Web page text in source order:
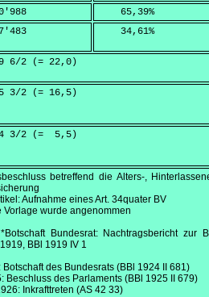
    65,39
%
    34,61
%
6/2 (=
22,0 )
3/2 (=
16,5 )
3/2 (=
  5,5
)
betreffend die Alters-,
Aufnahme eines Art. 34quater BV
Vorlage wurde angenommen
Bundesrat: Nachtragsbericht zur
, BBl 1919 IV 1
: Botschaft des Bundesrats (BBl 1924 II 681)
: Beschluss des Parlaments (BBl 1925 II 679)
: Inkrafttreten (AS 42 33)